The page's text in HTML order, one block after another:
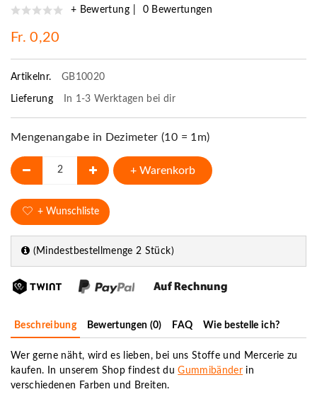
+ Bewertung 0 Bewertungen
Fr. 0,20
Artikelnr. GB10020
Lieferung In 1-3 Werktagen bei dir
Mengenangabe in Dezimeter (10 = 1m)
+ Warenkorb
+ Wunschliste
(Mindestbestellmenge 2 Stück)
Beschreibung Bewertungen (0) FAQ Wie bestelle ich?
Wer gerne näht, wird es lieben, bei uns Stoffe und Mercerie zu
kaufen. In unserem Shop findest duGummibänder in
verschiedenen Farben und Breiten.